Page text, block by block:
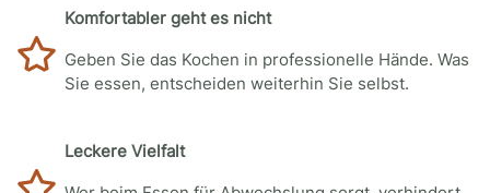
Komfortabler geht es nicht
Geben Sie das Kochen in professionelle Hände. Was
Sie essen, entscheiden weiterhin Sie selbst.
Leckere Vielfalt